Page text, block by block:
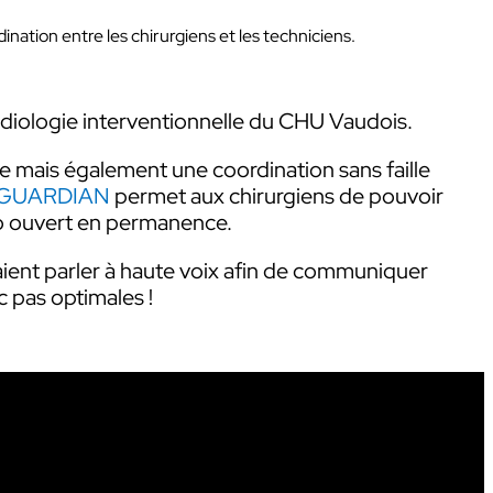
Talkie-Walkie
Kits
Micro-casques & Accessoires
entre les chirurgiens et les techniciens.
interventionnelle du CHU Vaudois.
mais également une coordination sans faille
permet aux chirurgiens de pouvoir
ouvert en permanence.
parler à haute voix afin de communiquer
pas optimales !